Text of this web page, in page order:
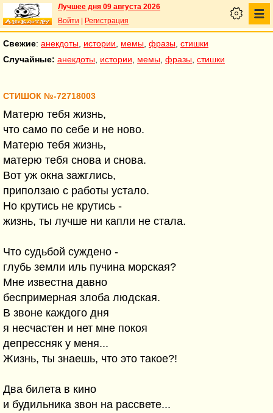
Лучшее дня 09 августа 2026
Войти
Регистрация
Свежие: анекдоты истории мемы фразы стишки
Случайные: анекдоты истории мемы фразы стишки
СТИШОК №-72718003
Матерю тебя жизнь,
что само по себе и не ново.
Матерю тебя жизнь,
матерю тебя снова и снова.
Вот уж окна зажглись,
приползаю с работы устало.
Но крутись не крутись -
жизнь, ты лучше ни капли не стала.
Что судьбой суждено -
глубь земли иль пучина морская?
Мне известна давно
беспримерная злоба людская.
В звоне каждого дня
я несчастен и нет мне покоя
депрессняк у меня...
Жизнь, ты знаешь, что это такое?!
Два билета в кино
и будильника звон на рассвете...